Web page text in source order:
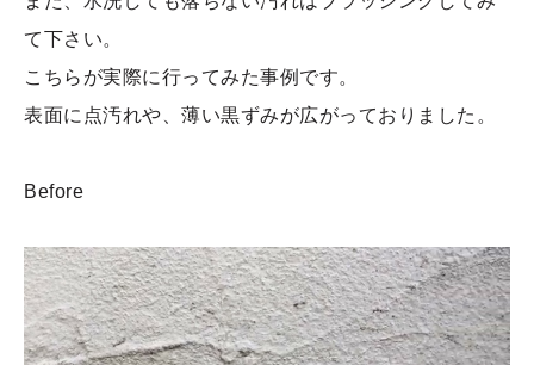
て下さい。
こちらが実際に行ってみた事例です。
表面に点汚れや、薄い黒ずみが広がっておりました。
Before